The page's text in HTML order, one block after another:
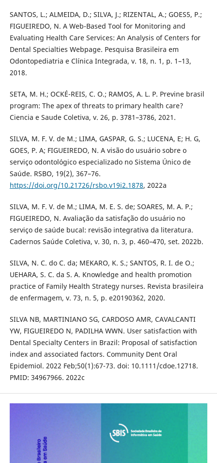
SANTOS, L.; ALMEIDA, D.; SILVA, J.; RIZENTAL, A.; GOES5, P.;
FIGUEIREDO, N. A Web-Based Tool for Monitoring and
Evaluating Health Care Services: An Analysis of Centers for
Dental Specialties Webpage. Pesquisa Brasileira em
Odontopediatria e Clínica Integrada, v. 18, n. 1, p. 1–13,
2018.
SETA, M. H.; OCKÉ-REIS, C. O.; RAMOS, A. L. P. Previne brasil
program: The apex of threats to primary health care?
Ciencia e Saude Coletiva, v. 26, p. 3781–3786, 2021.
SILVA, M. F. V. de M.; LIMA, GASPAR, G. S.; LUCENA, E; H. G,
GOES, P. A; FIGUEIREDO, N. A visão do usuário sobre o
serviço odontológico especializado no Sistema Único de
Saúde. RSBO, 19(2), 367–76.
https://doi.org/10.21726/rsbo.v19i2.1878, 2022a
SILVA, M. F. V. de M.; LIMA, M. E. S. de; SOARES, M. A. P.;
FIGUEIREDO, N. Avaliação da satisfação do usuário no
serviço de saúde bucal: revisão integrativa da literatura.
Cadernos Saúde Coletiva, v. 30, n. 3, p. 460–470, set. 2022b.
SILVA, N. C. do C. da; MEKARO, K. S.; SANTOS, R. I. de O.;
UEHARA, S. C. da S. A. Knowledge and health promotion
practice of Family Health Strategy nurses. Revista brasileira
de enfermagem, v. 73, n. 5, p. e20190362, 2020.
SILVA NB, MARTINIANO SG, CARDOSO AMR, CAVALCANTI
YW, FIGUEIREDO N, PADILHA WWN. User satisfaction with
Dental Specialty Centers in Brazil: Proposal of satisfaction
index and associated factors. Community Dent Oral
Epidemiol. 2022 Feb;50(1):67-73. doi: 10.1111/cdoe.12718.
PMID: 34967966. 2022c